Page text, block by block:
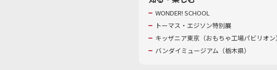
WONDER! SCHOOL
トーマス・エジソン特別展
キッザニア東京（おもちゃ工場パビリオ
バンダイミュージアム（栃木県）